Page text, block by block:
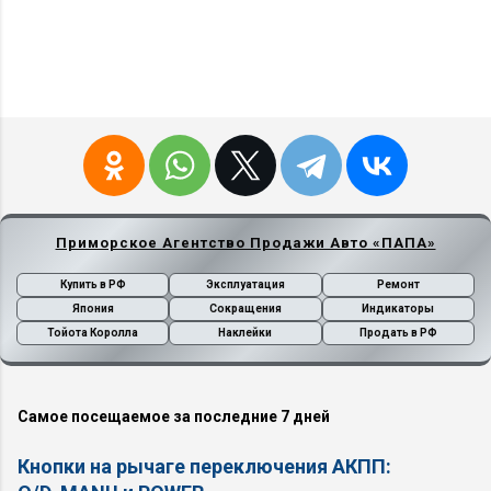
Приморское Агентство Продажи Авто «ПАПА»
Купить в РФ
Япония
Тойота Королла
Эксплуатация
Сокращения
Наклейки
Ремонт
Индикаторы
Продать в РФ
Самое посещаемое за последние 7 дней
Кнопки на рычаге переключения АКПП: